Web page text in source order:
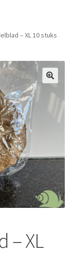
– XL 10 stuks
– XL